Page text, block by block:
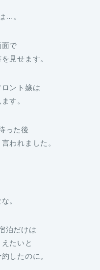
…。
面で
見せます。
ント嬢は
す。
った後
われました。
。
泊だけは
たいと
したのに。